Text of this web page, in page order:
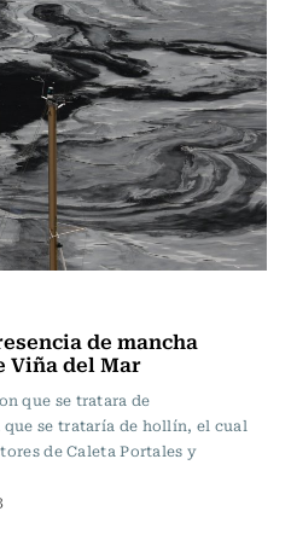
de mancha
Viña del Mar
que se tratara de
se trataría de hollín, el cual
de Caleta Portales y